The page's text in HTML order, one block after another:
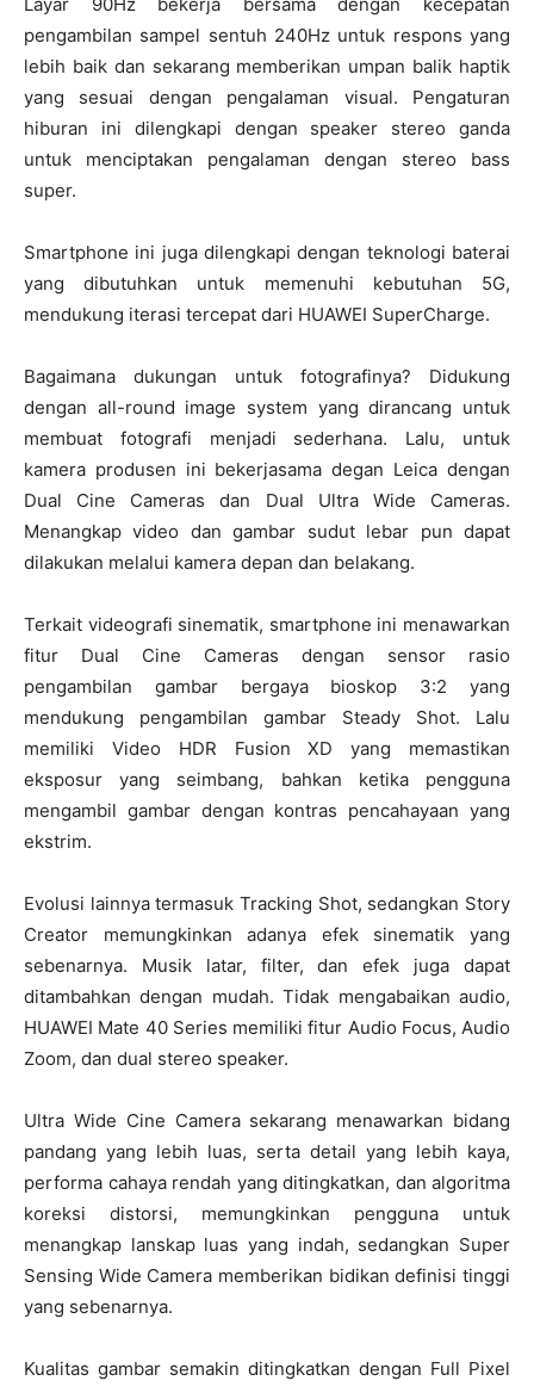
Layar 90Hz bekerja bersama dengan kecepatan
pengambilan sampel sentuh 240Hz untuk respons yang
lebih baik dan sekarang memberikan umpan balik haptik
yang sesuai dengan pengalaman visual. Pengaturan
hiburan ini dilengkapi dengan speaker stereo ganda
untuk menciptakan pengalaman dengan stereo bass
super.
Smartphone ini juga dilengkapi dengan teknologi baterai
yang dibutuhkan untuk memenuhi kebutuhan 5G,
mendukung iterasi tercepat dari HUAWEI SuperCharge.
Bagaimana dukungan untuk fotografinya? Didukung
dengan all-round image system yang dirancang untuk
membuat fotografi menjadi sederhana. Lalu, untuk
kamera produsen ini bekerjasama degan Leica dengan
Dual Cine Cameras dan Dual Ultra Wide Cameras.
Menangkap video dan gambar sudut lebar pun dapat
dilakukan melalui kamera depan dan belakang.
Terkait videografi sinematik, smartphone ini menawarkan
fitur Dual Cine Cameras dengan sensor rasio
pengambilan gambar bergaya bioskop 3:2 yang
mendukung pengambilan gambar Steady Shot. Lalu
memiliki Video HDR Fusion XD yang memastikan
eksposur yang seimbang, bahkan ketika pengguna
mengambil gambar dengan kontras pencahayaan yang
ekstrim.
Evolusi lainnya termasuk Tracking Shot, sedangkan Story
Creator memungkinkan adanya efek sinematik yang
sebenarnya. Musik latar, filter, dan efek juga dapat
ditambahkan dengan mudah. Tidak mengabaikan audio,
HUAWEI Mate 40 Series memiliki fitur Audio Focus, Audio
Zoom, dan dual stereo speaker.
Ultra Wide Cine Camera sekarang menawarkan bidang
pandang yang lebih luas, serta detail yang lebih kaya,
performa cahaya rendah yang ditingkatkan, dan algoritma
koreksi distorsi, memungkinkan pengguna untuk
menangkap lanskap luas yang indah, sedangkan Super
Sensing Wide Camera memberikan bidikan definisi tinggi
yang sebenarnya.
Kualitas gambar semakin ditingkatkan dengan Full Pixel